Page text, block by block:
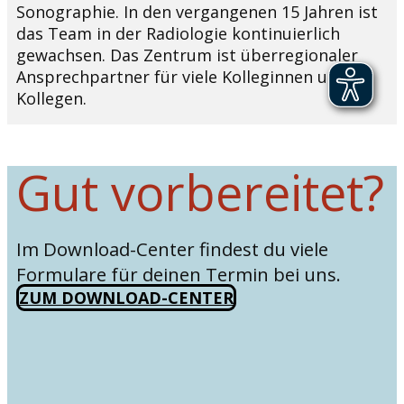
Sonographie. In den vergangenen 15 Jahren ist
das Team in der Radiologie kontinuierlich
gewachsen. Das Zentrum ist überregionaler
Ansprechpartner für viele Kolleginnen und
Kollegen.
Gut vorbereitet?
Im Download-Center findest du viele
Formulare für deinen Termin bei uns.
ZUM DOWNLOAD-CENTER